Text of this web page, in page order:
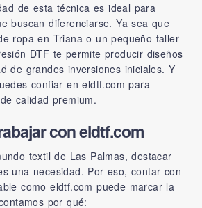
de esta técnica es ideal para
buscan diferenciarse. Ya sea que
ropa en Triana o un pequeño taller
DTF te permite producir diseños
de grandes inversiones iniciales. Y
confiar eneldtf.com para
calidad premium.
con eldtf.com
textil de Las Palmas, destacar
una necesidad. Por eso, contar con
comoeldtf.com puede marcar la
por qué: